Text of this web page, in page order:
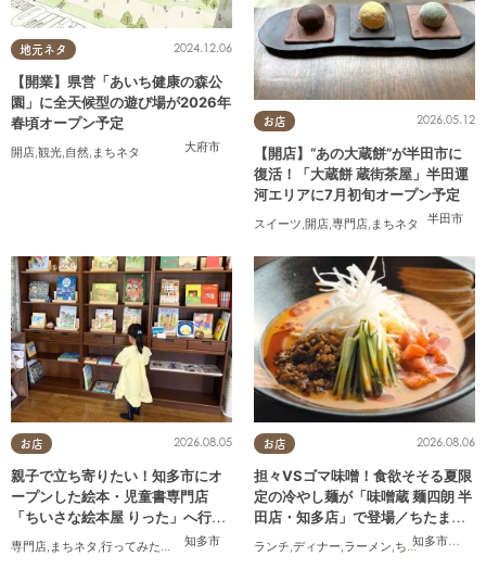
地元ネタ
大府市
2024.12.06
【開業】県営「あいち健康の森公
園」に全天候型の遊び場が2026年
春頃オープン予定
開店,観光,自然, まちネタ
お店
半田市
2026.05.12
【開店】“あの大蔵餅”が半田市に
復活！「大蔵餅 蔵街茶屋」半田運
河エリアに7月初旬オープン予定
スイーツ,開店,専門店, まちネタ
お店
知多市
2026.08.05
親子で立ち寄りたい！知多市にオ
ープンした絵本・児童書専門店
「ちいさな絵本屋 りった」へ行っ
てみた
専門店, まちネタ ,行ってみたレポ ,親子,家族 おひとりさま
お店
知多市半田
2026.08.06
担々VSゴマ味噌！食欲そそる夏限
定の冷やし麺が「味噌蔵 麺四朗 半
田店・知多店」で登場／ちたまる
ランチ,ディナー,ラーメン,ちたまる広告